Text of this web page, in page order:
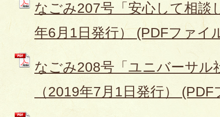
なごみ207号「安心して相談
年6月1日発行） (PDFファイ
なごみ208号「ユニバーサル
（2019年7月1日発行）